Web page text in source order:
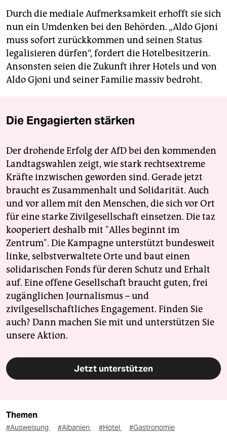
Durch die mediale Aufmerksamkeit erhofft sie sich
nun ein Umdenken bei den Behörden. „Aldo Gjoni
muss sofort zurückkommen und seinen Status
legalisieren dürfen“, fordert die Hotelbesitzerin.
Ansonsten seien die Zukunft ihrer Hotels und von
Aldo Gjoni und seiner Familie massiv bedroht.
Die Engagierten stärken
Der drohende Erfolg der AfD bei den kommenden
Landtagswahlen zeigt, wie stark rechtsextreme
Kräfte inzwischen geworden sind. Gerade jetzt
braucht es Zusammenhalt und Solidarität. Auch
und vor allem mit den Menschen, die sich vor Ort
für eine starke Zivilgesellschaft einsetzen. Die taz
kooperiert deshalb mit "Alles beginnt im
Zentrum". Die Kampagne unterstützt bundesweit
linke, selbstverwaltete Orte und baut einen
solidarischen Fonds für deren Schutz und Erhalt
auf. Eine offene Gesellschaft braucht guten, frei
zugänglichen Journalismus – und
zivilgesellschaftliches Engagement. Finden Sie
auch? Dann machen Sie mit und unterstützen Sie
unsere Aktion.
Jetzt unterstützen
Themen
#Ausweisung #Albanien #Hotel
#Gastronomie